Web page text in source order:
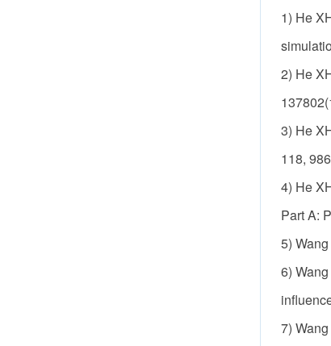
1) He
2) He
3) He
118,
4) He
Part A:
5)
6)
7)